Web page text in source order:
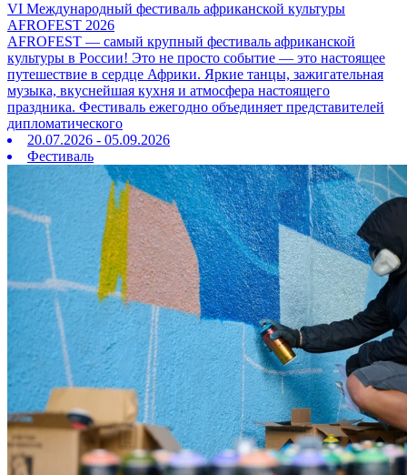
VI Международный фестиваль африканской культуры
AFROFEST 2026
AFROFEST — самый крупный фестиваль африканской
культуры в России! Это не просто событие — это настоящее
путешествие в сердце Африки. Яркие танцы, зажигательная
музыка, вкуснейшая кухня и атмосфера настоящего
праздника. Фестиваль ежегодно объединяет представителей
дипломатического
20.07.2026 - 05.09.2026
Фестиваль